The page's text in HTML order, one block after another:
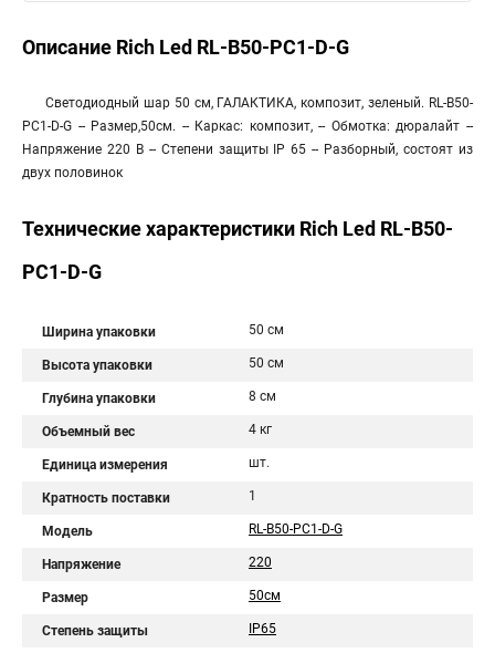
Описание Rich Led RL-B50-PC1-D-G
Светодиодный шар 50 см, ГАЛАКТИКА, композит, зеленый. RL-B50-
PC1-D-G -- Размер,50см. -- Каркас: композит, -- Обмотка: дюралайт --
Напряжение 220 В -- Степени защиты IP 65 -- Разборный, состоят из
двух половинок
Технические характеристики Rich Led RL-B50-
PC1-D-G
Ширина упаковки 50 см
Высота упаковки 50 см
Глубина упаковки 8 см
Объемный вес 4 кг
Единица измерения шт.
Кратность поставки 1
Модель RL-B50-PC1-D-G
Напряжение 220
Размер 50см
Степень защиты IP65